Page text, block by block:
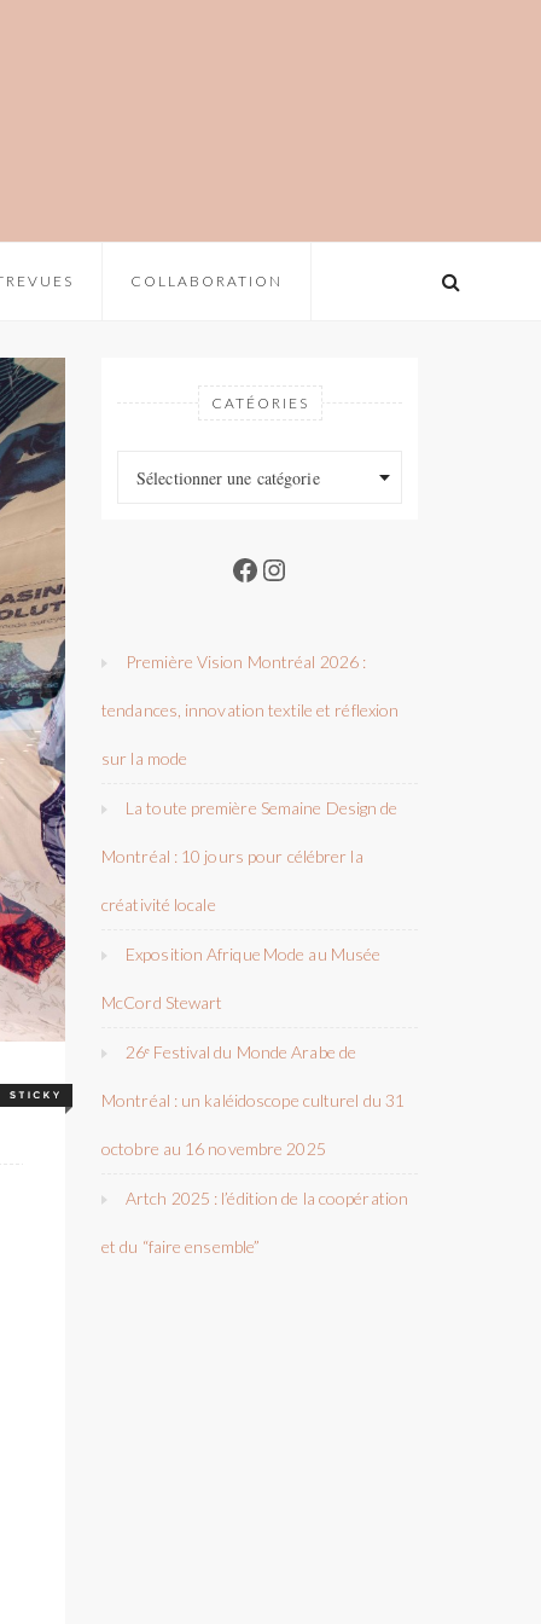
COLLABORATION
CATÉORIES
Sélectionner une catégorie
Facebook
Instagram
Première Vision Montréal 2026 :
tendances, innovation textile et réflexion
sur la mode
La toute première Semaine Design de
Montréal : 10 jours pour célébrer la
créativité locale
Exposition Afrique Mode au Musée
McCord Stewart
26ᵉ Festival du Monde Arabe de
Montréal : un kaléidoscope culturel du 31
octobre au 16 novembre 2025
Artch 2025 : l’édition de la coopération
et du “faire ensemble”